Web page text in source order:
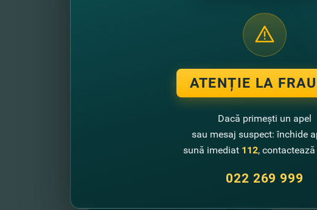
11.05.2026
Vezi
ATENȚIE LA
Dacă primești un apel
sau mesaj suspect: închide
sună imediat 112,
022 269 999